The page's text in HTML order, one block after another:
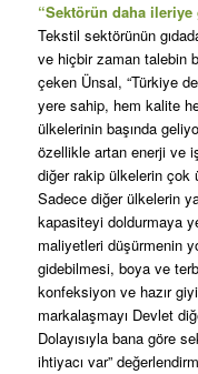
“Sektörün daha ileriye
Tekstil sektörünün
ve hiçbir zaman talebin
çeken Ünsal, “Türkiye
yere sahip, hem kalite
ülkelerinin başında
özellikle artan enerji ve
diğer rakip ülkelerin çok
Sadece diğer ülkelerin
kapasiteyi doldurmaya
maliyetleri düşürmenin
gidebilmesi, boya ve
konfeksiyon ve hazır
markalaşmayı Devlet
Dolayısıyla bana göre
ihtiyacı var”